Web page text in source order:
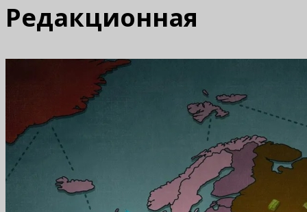
Редакционная